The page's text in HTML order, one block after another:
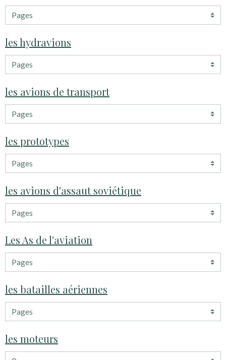
les hydravions
les avions de transport
les prototypes
les avions d'assaut soviétique
Les As de l'aviation
les batailles aériennes
les moteurs